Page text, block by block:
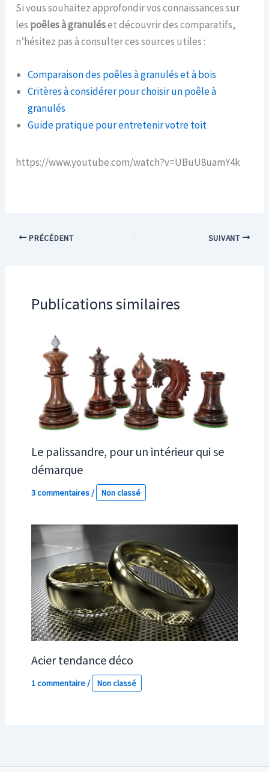
Si vous souhaitez approfondir vos connaissances sur
les poêles à granuléset découvrir des comparatifs,
n’hésitez pas à consulter ces sources utiles :
Comparaison des poêles à granulés et à bois
Critères à considérer pour choisir un poêle à
granulés
Guide pratique pour entretenir votre toit
https://www.youtube.com/watch?v=UBuU8uamY4k
PRÉCÉDENT SUIVANT
Publications similaires
Le palissandre, pour un intérieur qui se
démarque
3 commentaires/ Non classé
Acier tendance déco
1 commentaire/ Non classé